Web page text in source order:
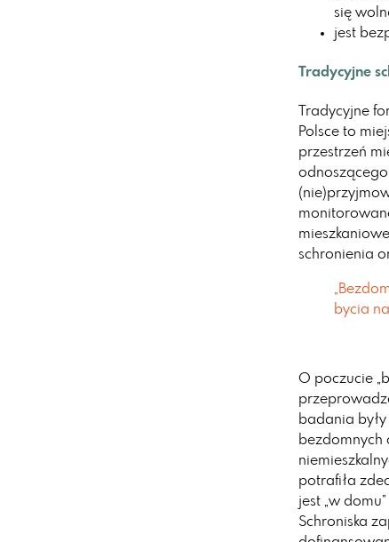
się
jest
Tradycyjne
Tradycyjne
Polsce to
przestrzeń
schronienia
bycia na
O poczucie
badania
bezdomnych
potrafiła
jest „w
Schroniska